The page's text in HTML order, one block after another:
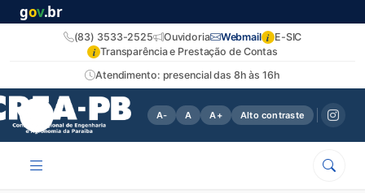
gov.br
Atendimento: presencial das 8h às 16h
(83) 3533-2525 Ouvidoria Webmail i E-SIC
i Transparência e Prestação de Contas
A- A A+ Alto contraste